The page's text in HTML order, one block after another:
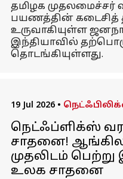
தமிழக முதலமைச்சர்
பயணத்தின் கடைசித்
உருவாகியுள்ள
இந்தியாவில்
தொடங்கியுள்ளது.
19 Jul 2026 •
நெட்ஃப்ளிக்ஸ்
சாதனை!
முதலிடம் பெற்று
உலக சாதனை